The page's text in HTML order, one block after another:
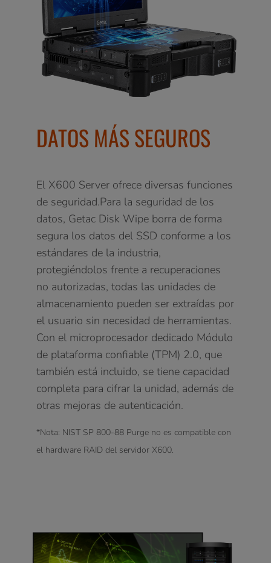
DATOS MÁS SEGUROS
El X600 Server ofrece diversas funciones
de seguridad.Para la seguridad de los
datos, Getac Disk Wipe borra de forma
segura los datos del SSD conforme a los
estándares de la industria,
protegiéndolos frente a recuperaciones
no autorizadas, todas las unidades de
almacenamiento pueden ser extraídas por
el usuario sin necesidad de herramientas.
Con el microprocesador dedicado Módulo
de plataforma confiable (TPM) 2.0, que
también está incluido, se tiene capacidad
completa para cifrar la unidad, además de
otras mejoras de autenticación.
*Nota: NIST SP 800-88 Purge no es compatible con
el hardware RAID del servidor X600.